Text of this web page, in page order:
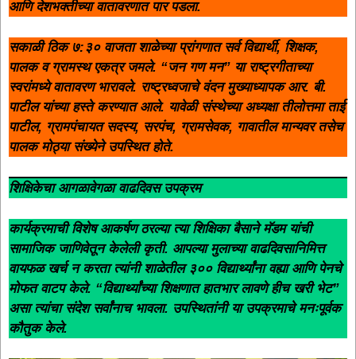
आणि देशभक्तीच्या वातावरणात पार पडला.
सकाळी ठिक ७:३० वाजता शाळेच्या प्रांगणात सर्व विद्यार्थी, शिक्षक,
पालक व ग्रामस्थ एकत्र जमले. “जन गण मन” या राष्ट्रगीताच्या
स्वरांमध्ये वातावरण भारावले. राष्ट्रध्वजाचे वंदन मुख्याध्यापक आर. बी.
पाटील यांच्या हस्ते करण्यात आले. यावेळी संस्थेच्या अध्यक्षा तीलोत्तमा ताई
पाटील, ग्रामपंचायत सदस्य, सरपंच, ग्रामसेवक, गावातील मान्यवर तसेच
पालक मोठ्या संख्येने उपस्थित होते.
शिक्षिकेचा आगळावेगळा वाढदिवस उपक्रम
कार्यक्रमाची विशेष आकर्षण ठरल्या त्या शिक्षिका बैसाने मॅडम यांची
सामाजिक जाणिवेतून केलेली कृती. आपल्या मुलाच्या वाढदिवसानिमित्त
वायफळ खर्च न करता त्यांनी शाळेतील ३०० विद्यार्थ्यांना वह्या आणि पेनचे
मोफत वाटप केले. “विद्यार्थ्यांच्या शिक्षणात हातभार लावणे हीच खरी भेट”
असा त्यांचा संदेश सर्वांनाच भावला. उपस्थितांनी या उपक्रमाचे मनःपूर्वक
कौतुक केले.